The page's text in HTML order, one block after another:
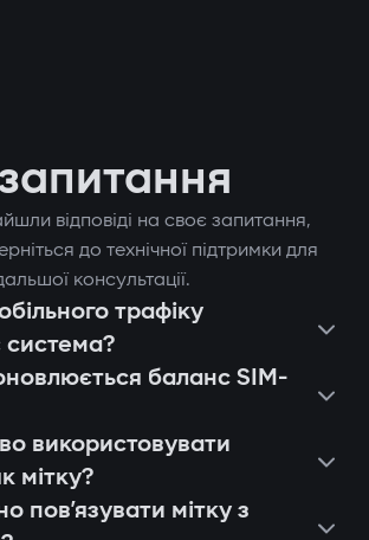
місцезнаходження
через GPS;
двигуна при спробі
запуску;
через застосунок Gazer
автозапуск двигуна;
подій та спроб
«електронної вудки»
цифрової мітки з
AES128, яку неможливо
чи зняти автомобіль з
двигун дистанційно;
останні спрацьовування
push-сповіщення та
та підбір оптимальної
відповіді на своє запитання,
до технічної підтримки для
консультації.
трафіку
баланс SIM-
використовувати
мітку?
повʼязувати мітку з